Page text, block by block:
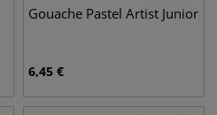
Gouache Pastel Artist Junior
6,45 €